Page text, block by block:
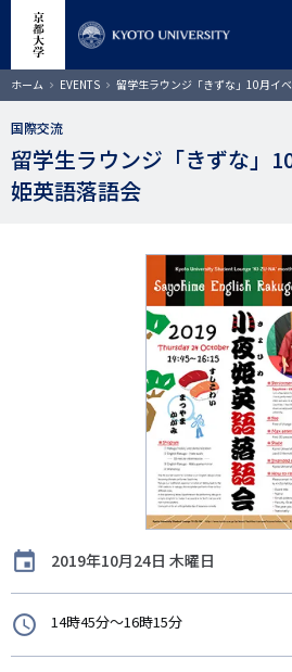
コ
ン
テ
ン
ツ
に
移
サイト内検索
ホーム EVENTS 留学生ラウンジ「きずな」10月イ
国際交流
留学生ラウンジ「きずな」
姫英語落語会
開
催
日
2019年10月24日 木曜日
時
14時45分～16時15分